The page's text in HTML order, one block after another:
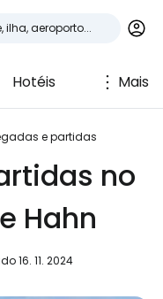
Hotéis Mais
e partidas
no
Hahn
16. 11. 2024
no
viajantes
Google